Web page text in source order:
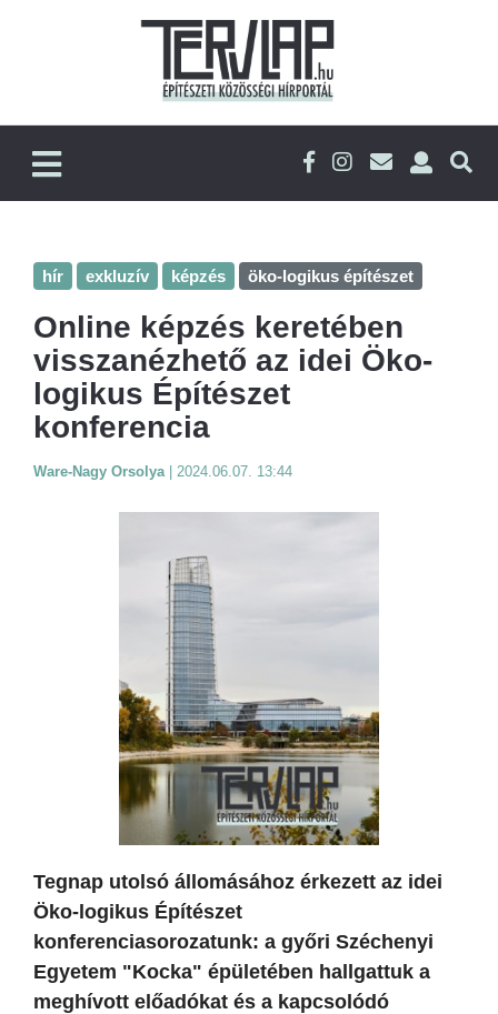
hír exkluzív képzés öko-logikus építészet
Online képzés keretében
visszanézhető az idei Öko-
logikus Építészet
konferencia
Ware-Nagy Orsolya 2024.06.07. 13:44
Tegnap utolsó állomásához érkezett az idei
Öko-logikus Építészet
konferenciasorozatunk: a győri Széchenyi
Egyetem "Kocka" épületében hallgattuk a
meghívott előadókat és a kapcsolódó